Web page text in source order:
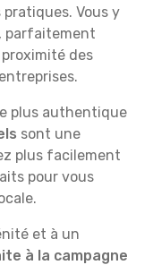
Vous y
parfaitement
des
plus authentique
sont une
plus facilement
pour vous
et à un
à la campagne